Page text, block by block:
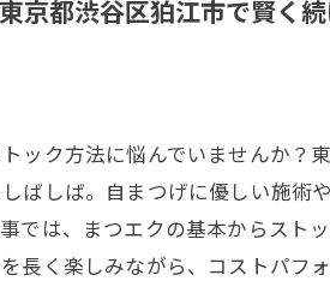
京都渋谷区狛江市で賢く
ック方法に悩んでいませんか
ばしば。自まつげに優しい施
では、まつエクの基本からス
長く楽しみながら、コストパ